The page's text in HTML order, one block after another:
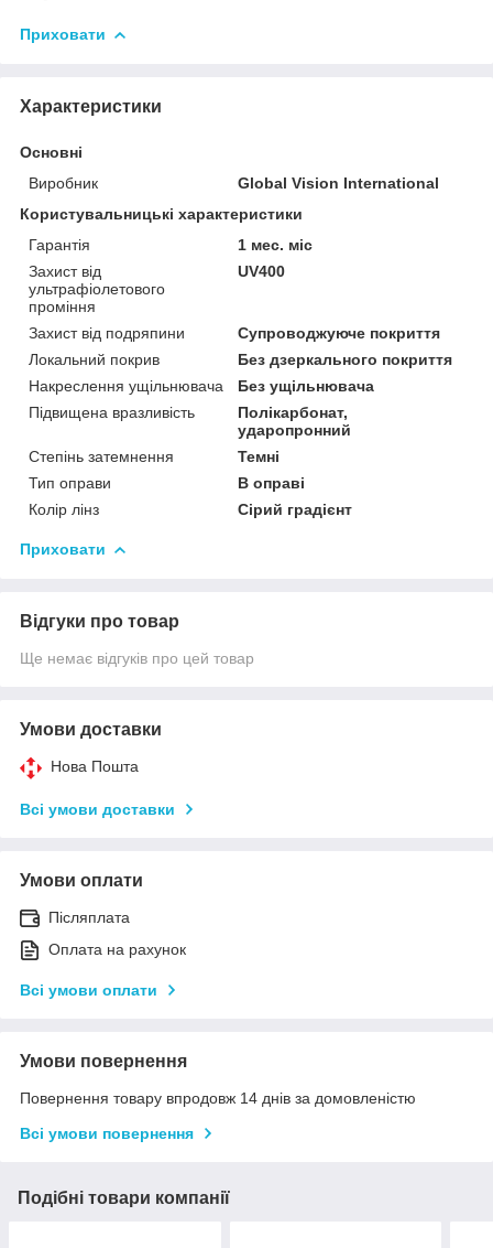
Приховати
Характеристики
Основні
Виробник
Global Vision International
Користувальницькі характеристики
Гарантія
1 мес. міс
Захист від
ультрафіолетового
проміння
UV400
Захист від подряпини
Супроводжуюче покриття
Локальний покрив
Без дзеркального покриття
Накреслення ущільнювача
Без ущільнювача
Підвищена вразливість
Полікарбонат,
ударопронний
Степінь затемнення
Темні
Тип оправи
В оправі
Колір лінз
Сірий градієнт
Приховати
Відгуки про товар
Ще немає відгуків про цей товар
Умови доставки
Нова Пошта
Всі умови доставки
Умови оплати
Післяплата
Оплата на рахунок
Всі умови оплати
Умови повернення
Повернення товару впродовж 14 днів за домовленістю
Всі умови повернення
Подібні товари компанії